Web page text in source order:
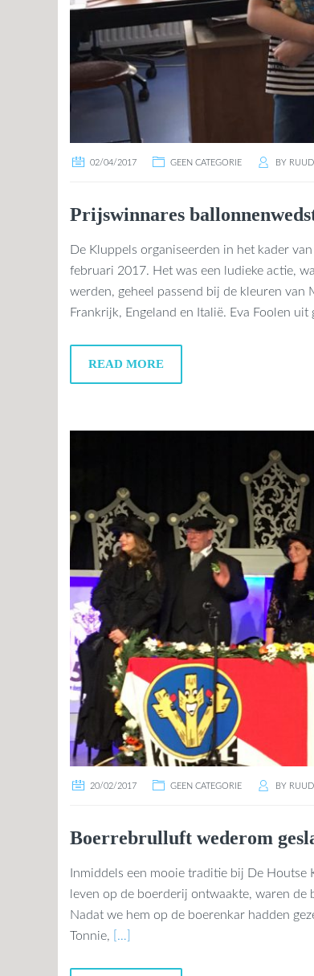
02/04/2017 GEEN CATEGORIE BY
Prijswinnares
De Kluppels organiseerden in het kader
februari 2017. Het was een ludieke actie,
werden, geheel passend bij de kleuren
Frankrijk, Engeland en Italië. Eva Foolen uit
READ MORE
20/02/2017 GEEN CATEGORIE BY
Boerrebrulluft wederom
Inmiddels een mooie traditie bij De
leven op de boerderij ontwaakte, waren de
Nadat we hem op de boerenkar hadden
Tonnie,
[…]